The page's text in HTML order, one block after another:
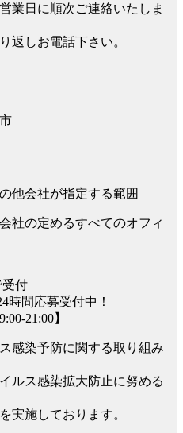
業日に順次ご連絡いたしま
返しお電話下さい。
他会社が指定する範囲
社の定めるすべてのオフィ
付
時間応募受付中！
21:00】
感染予防に関する取り組み
ルス感染拡大防止に努める
実施しております。